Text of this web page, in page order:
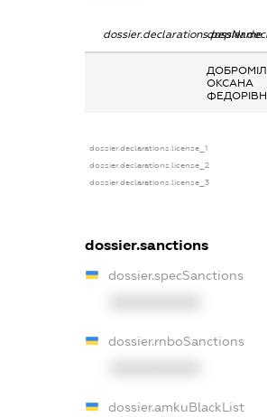
dossier.declarations.pepName
ОКСАНА
dossier.declarations.license_1
dossier.declarations.license_2
dossier.declarations.license_3
dossier.sanctions
dossier.specSanctions
dossier.rnboSanctions
dossier.amkuBlackList